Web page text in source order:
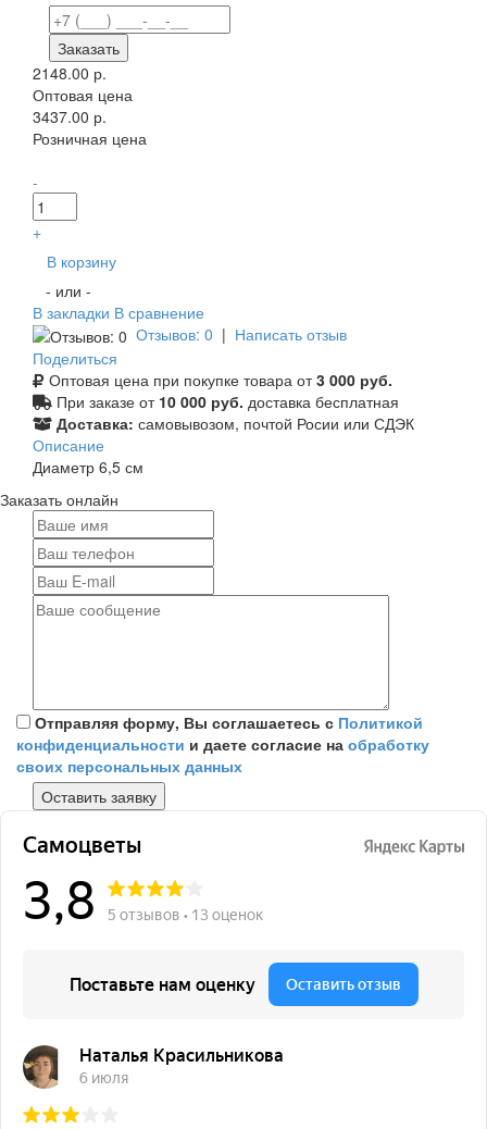
Заказать
2148.00 р.
Оптовая цена
3437.00 р.
Розничная цена
-
+
В корзину
- или -
В закладки В сравнение
Отзывов: 0 | Написать отзыв
Поделиться
Оптовая цена при покупке товара от3 000 руб.
При заказе от 10 000 руб. доставка бесплатная
Доставка: самовывозом, почтой Росии или СДЭК
Описание
Диаметр 6,5 см
Заказать онлайн
Отправляя форму, Вы соглашаетесь с Политикой
конфиденциальности и даете согласие на обработку
своих персональных данных